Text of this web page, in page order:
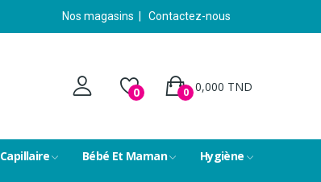
Nos magasins Contactez-nous
0 0,000 TND
0
Capillaire Bébé Et Maman
Hygiène